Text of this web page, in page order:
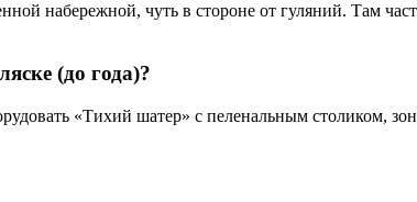
набережной, чуть в стороне от гуляний. Там
(до года)?
«Тихий шатер» с пеленальным столиком,